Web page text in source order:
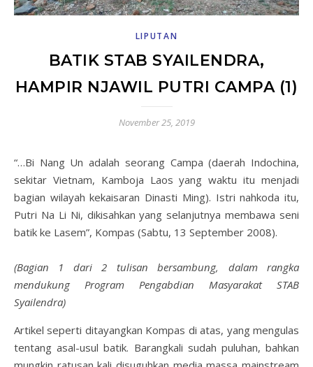
LIPUTAN
BATIK STAB SYAILENDRA,
HAMPIR NJAWIL PUTRI CAMPA (1)
November 25, 2019
“…Bi Nang Un adalah seorang Campa (daerah Indochina,
sekitar Vietnam, Kamboja Laos yang waktu itu menjadi
bagian wilayah kekaisaran Dinasti Ming). Istri nahkoda itu,
Putri Na Li Ni, dikisahkan yang selanjutnya membawa seni
batik ke Lasem”, Kompas (Sabtu, 13 September 2008).
(Bagian 1 dari 2 tulisan bersambung, dalam rangka
mendukung Program Pengabdian Masyarakat STAB
Syailendra)
Artikel seperti ditayangkan Kompas di atas, yang mengulas
tentang asal-usul batik. Barangkali sudah puluhan, bahkan